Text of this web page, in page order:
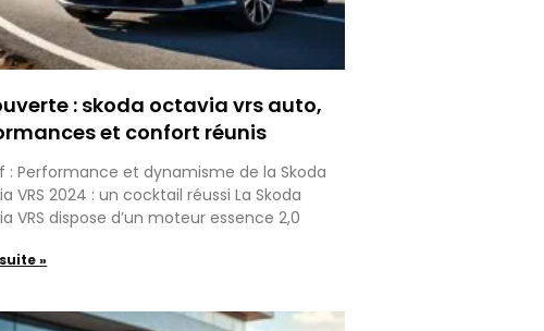
: skoda octavia vrs auto,
et confort réunis
: Performance et dynamisme de la Skoda
VRS 2024 : un cocktail réussi La Skoda
VRS dispose d’un moteur essence 2,0
»